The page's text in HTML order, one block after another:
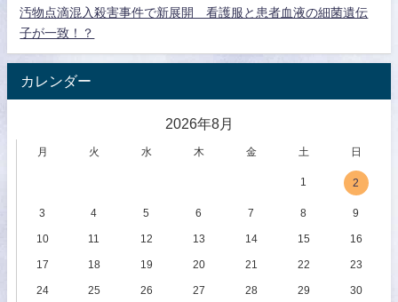
汚物点滴混入殺害事件で新展開 看護服と患者血液の細菌遺伝
子が一致！？
カレンダー
2026年8月
月 火 水 木 金 土 日
1 2
3 4 5 6 7 8 9
10 11 12 13 14 15 16
17 18 19 20 21 22 23
24 25 26 27 28 29 30